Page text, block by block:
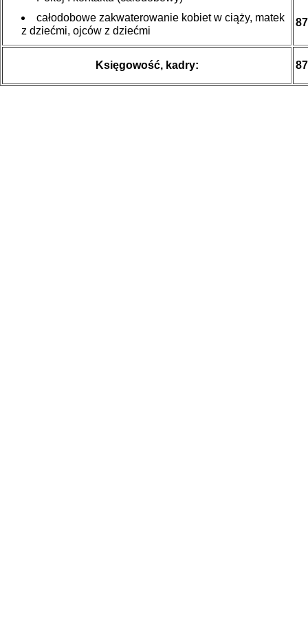
całodobowe zakwaterowanie kobiet w ciąży, matek
z dziećmi, ojców z dziećmi
Księgowość, kadry: